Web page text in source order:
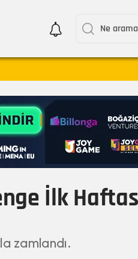
İlk
zamlandı.